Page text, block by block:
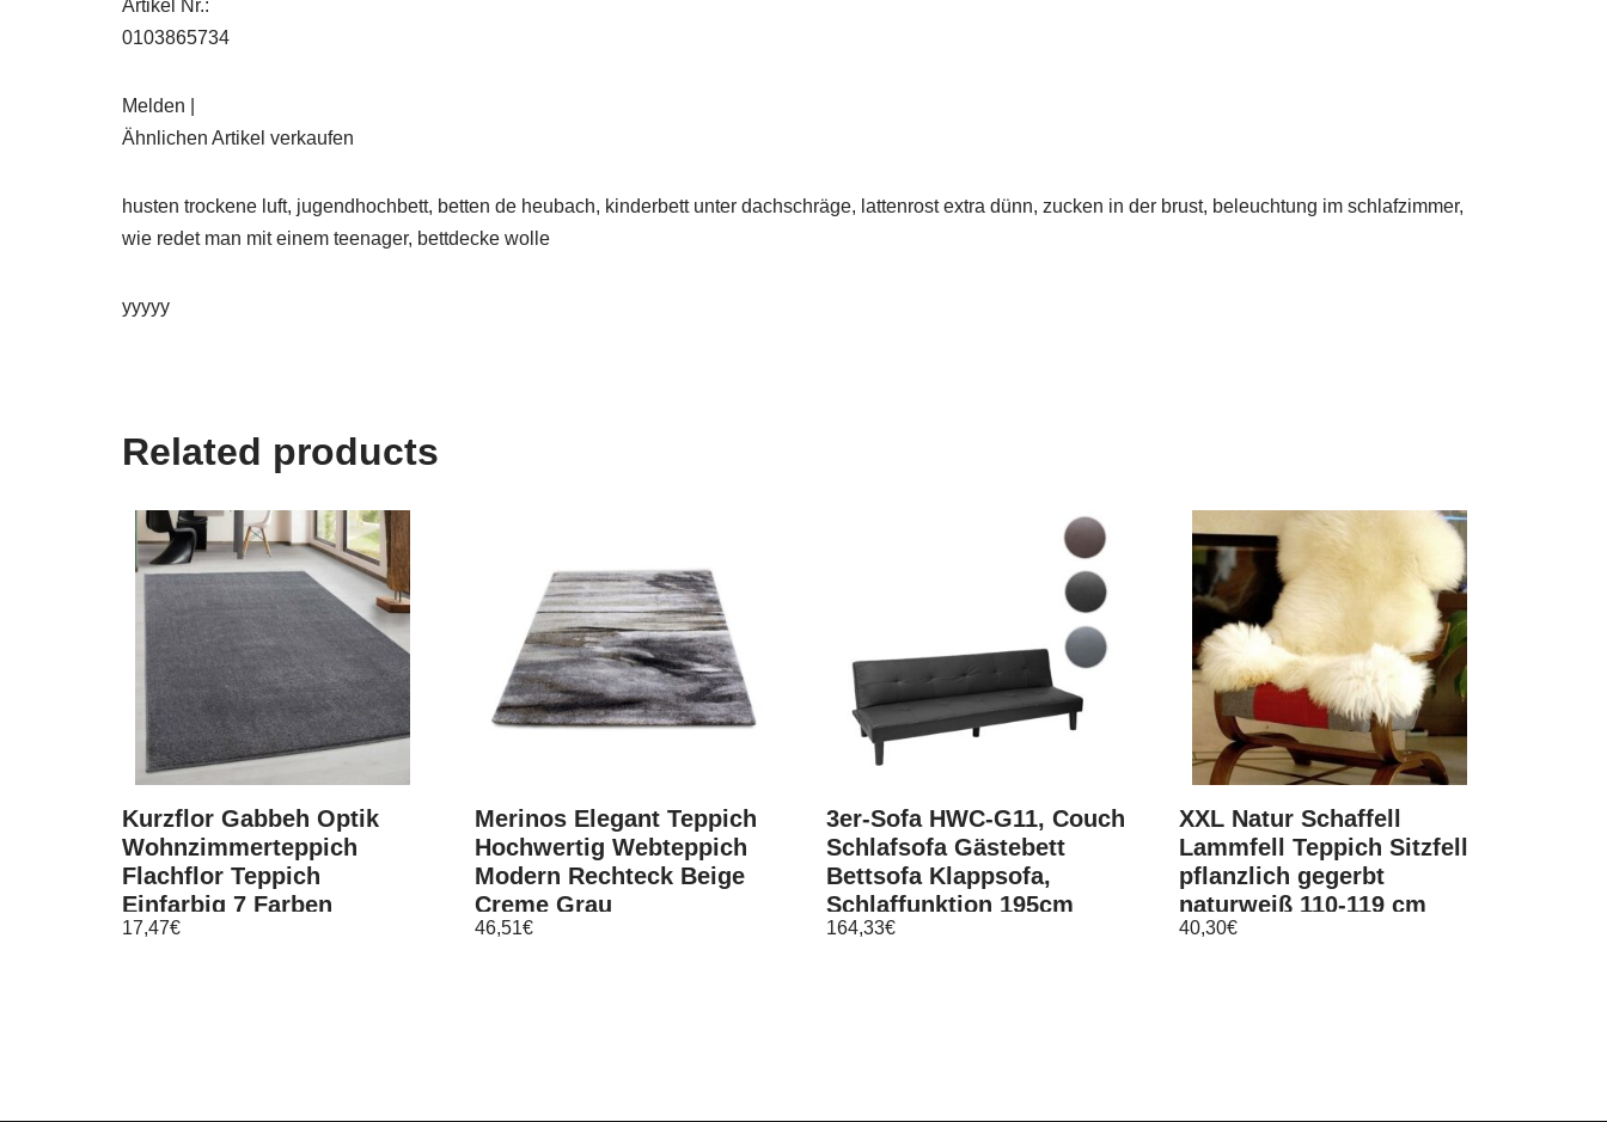
Artikel Nr.:
0103865734
Melden |
Ähnlichen Artikel verkaufen
husten trockene luft, jugendhochbett, betten de heubach, kinderbett unter dachschräge, lattenrost extra dünn, zucken in der brust, beleuchtung im schlafzimmer,
wie redet man mit einem teenager, bettdecke wolle
yyyyy
Related products
Kurzflor Gabbeh Optik
Wohnzimmerteppich
Flachflor Teppich
Einfarbig 7 Farben
17,47€
Merinos Elegant Teppich
Hochwertig Webteppich
Modern Rechteck Beige
Creme Grau
46,51€
3er-Sofa HWC-G11, Couch
Schlafsofa Gästebett
Bettsofa Klappsofa,
Schlaffunktion 195cm
164,33€
XXL Natur Schaffell
Lammfell Teppich Sitzfell
pflanzlich gegerbt
naturweiß 110-119 cm
40,30€